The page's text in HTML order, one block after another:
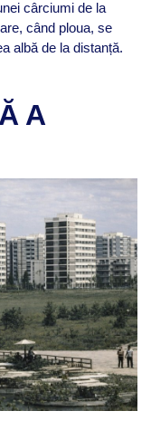
cârciumi de la
când ploua, se
albă de la distanță.
A